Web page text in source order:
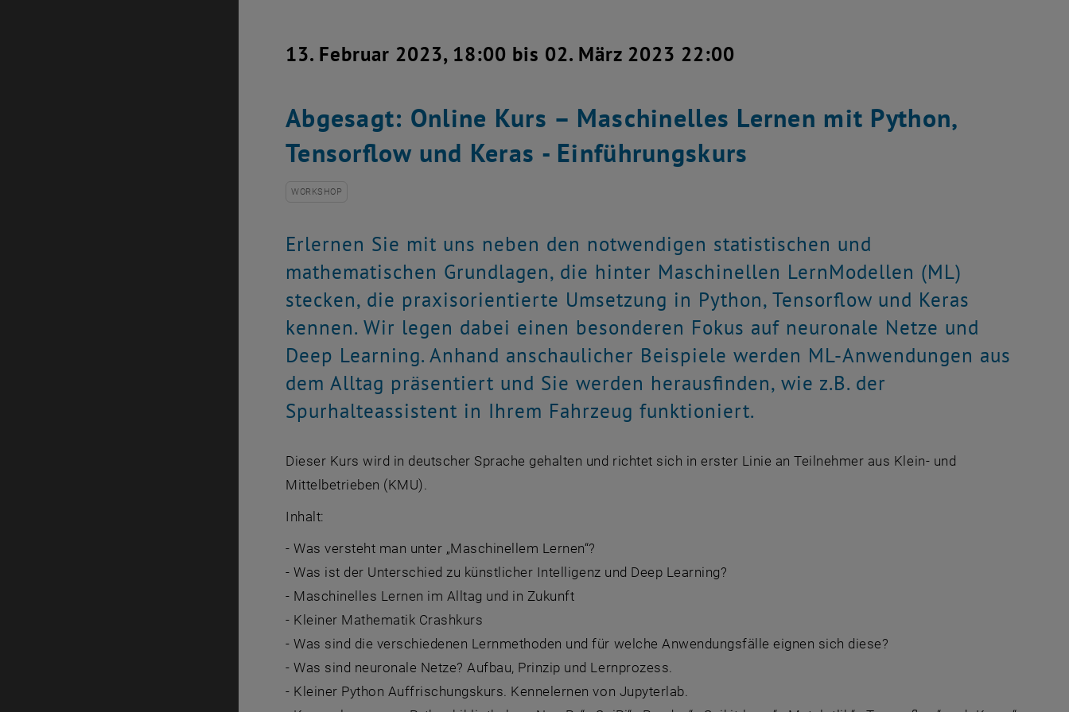
13. Februar 2023, 18:00 bis 02. März 2023 22:00
Abgesagt: Online Kurs – Maschinelles Lernen mit Python,
Tensorflow und Keras - Einführungskurs
WORKSHOP
Erlernen Sie mit uns neben den notwendigen statistischen und
mathematischen Grundlagen, die hinter Maschinellen LernModellen (ML)
stecken, die praxisorientierte Umsetzung in Python, Tensorflow und Keras
kennen. Wir legen dabei einen besonderen Fokus auf neuronale Netze und
Deep Learning. Anhand anschaulicher Beispiele werden ML-Anwendungen aus
dem Alltag präsentiert und Sie werden herausfinden, wie z.B. der
Spurhalteassistent in Ihrem Fahrzeug funktioniert.
Dieser Kurs wird in deutscher Sprache gehalten und richtet sich in erster Linie an Teilnehmer aus Klein- und
Mittelbetrieben (KMU).
Inhalt:
- Was versteht man unter „Maschinellem Lernen“?
- Was ist der Unterschied zu künstlicher Intelligenz und Deep Learning?
- Maschinelles Lernen im Alltag und in Zukunft
- Kleiner Mathematik Crashkurs
- Was sind die verschiedenen Lernmethoden und für welche Anwendungsfälle eignen sich diese?
- Was sind neuronale Netze? Aufbau, Prinzip und Lernprozess.
- Kleiner Python Auffrischungskurs. Kennelernen von Jupyterlab.